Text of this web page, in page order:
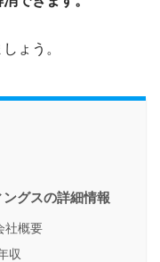
ょう。
グスの詳細情報
社概要
収